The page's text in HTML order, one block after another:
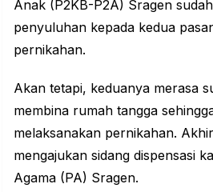
Anak (P2KB-P2A) Sragen
penyuluhan kepada kedua
pernikahan.
Akan tetapi, keduanya merasa
membina rumah tangga
melaksanakan pernikahan.
mengajukan sidang dispensasi
Agama (PA) Sragen.